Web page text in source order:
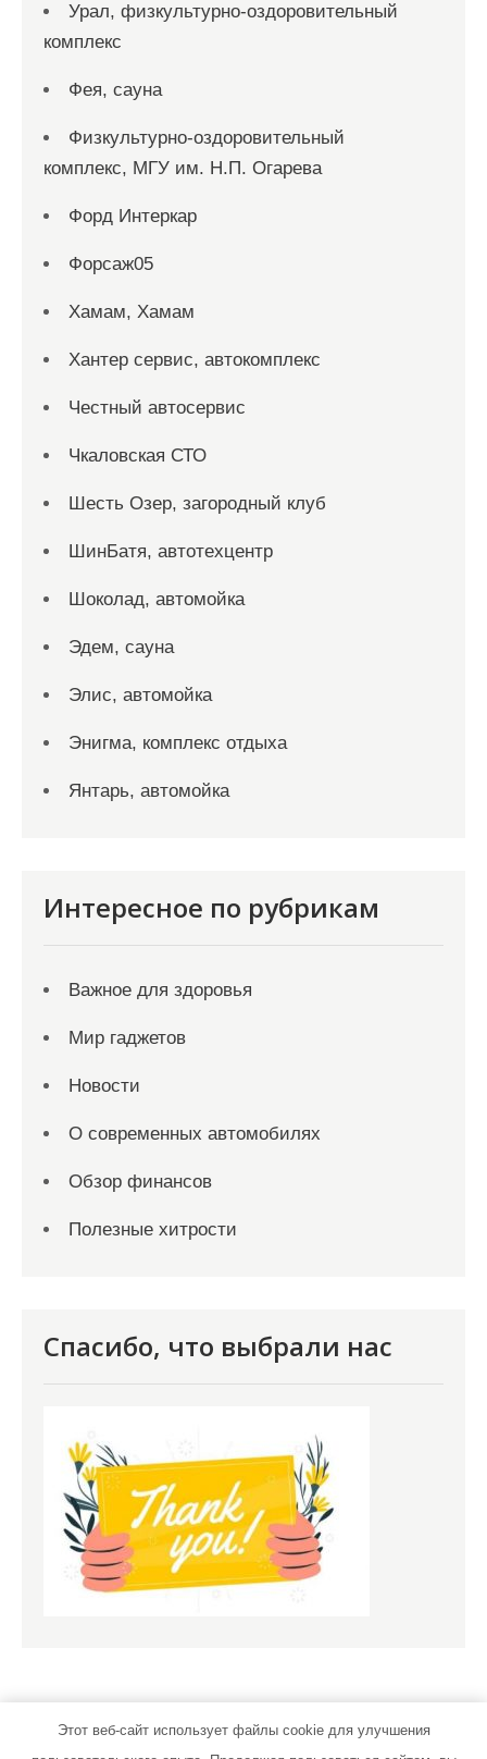
Урал, физкультурно-оздоровительный
комплекс
Фея, сауна
Физкультурно-оздоровительный
комплекс, МГУ им. Н.П. Огарева
Форд Интеркар
Форсаж05
Хамам, Хамам
Хантер сервис, автокомплекс
Честный автосервис
Чкаловская СТО
Шесть Озер, загородный клуб
ШинБатя, автотехцентр
Шоколад, автомойка
Эдем, сауна
Элис, автомойка
Энигма, комплекс отдыха
Янтарь, автомойка
Интересное по рубрикам
Важное для здоровья
Мир гаджетов
Новости
О современных автомобилях
Обзор финансов
Полезные хитрости
Спасибо, что выбрали нас
Этот веб-сайт использует файлы cookie для улучшения